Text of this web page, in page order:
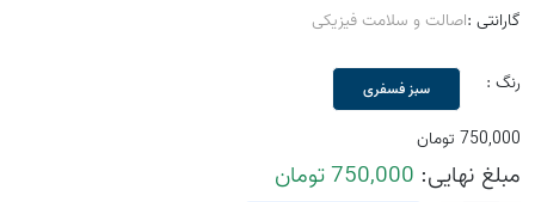
گارانتی :اصالت و سلامت فیزیکی
رنگ : سبز فسفری
750,000 تومان
مبلغ نهایی: 750,000 تومان